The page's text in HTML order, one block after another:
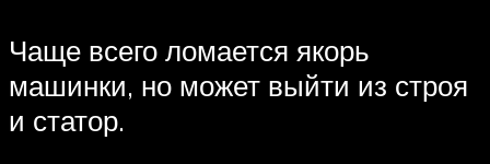
Чаще всего ломается якорь
машинки, но может выйти из строя
и статор.